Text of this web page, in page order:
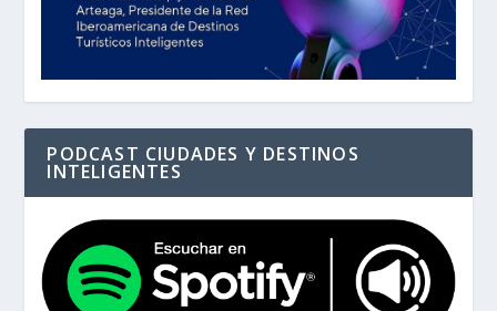
PODCAST CIUDADES Y DESTINOS
INTELIGENTES